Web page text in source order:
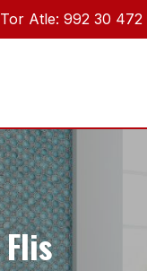
Atle: 992 30 472